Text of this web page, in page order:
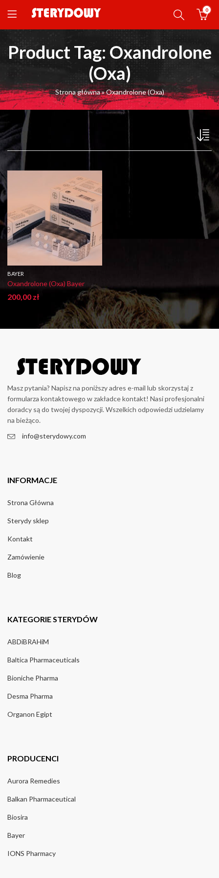
0
Product Tag: Oxandrolone
(Oxa)
Strona główna»Oxandrolone (Oxa)
BAYER
Oxandrolone (Oxa) Bayer
200,00 zł
Masz pytania? Napisz na poniższy adres e-mail lub skorzystaj z
formularza kontaktowego w zakładce kontakt! Nasi profesjonalni
doradcy są do twojej dyspozycji. Wszelkich odpowiedzi udzielamy
na bieżąco.
info@sterydowy.com
INFORMACJE
Strona Główna
Sterydy sklep
Kontakt
Zamówienie
Blog
KATEGORIE STERYDÓW
ABDiBRAHiM
Baltica Pharmaceuticals
Bioniche Pharma
Desma Pharma
Organon Egipt
PRODUCENCI
Aurora Remedies
Balkan Pharmaceutical
Biosira
Bayer
IONS Pharmacy